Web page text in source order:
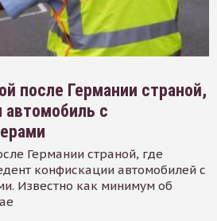
после Германии страной,
автомобиль с
Германии страной, где
конфискации автомобилей с
Известно как минимум об